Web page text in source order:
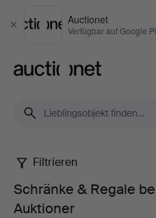
Schließen
Auctionet
Verfügbar auf Google
Schränke
Filtrieren
Schränke & Regale
Auktioner